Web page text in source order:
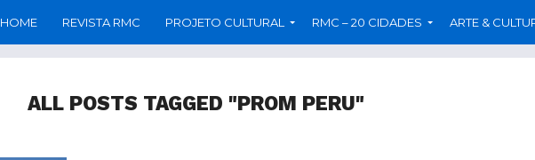
HOME REVISTA RMC PROJETO CULTURAL RMC – 20 CIDADES ARTE &
ALL POSTS TAGGED "PROM PERU"